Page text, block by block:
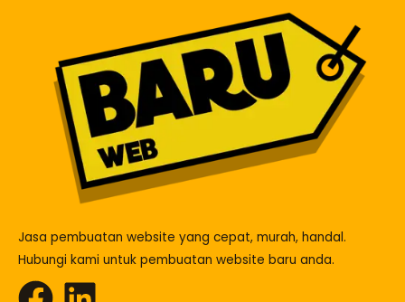
Jasa pembuatan website yang cepat, murah, handal.
Hubungi kami untuk pembuatan website baru anda.